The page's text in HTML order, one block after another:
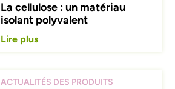
La cellulose : un matériau
isolant polyvalent
Lire plus
ACTUALITÉS DES PRODUITS